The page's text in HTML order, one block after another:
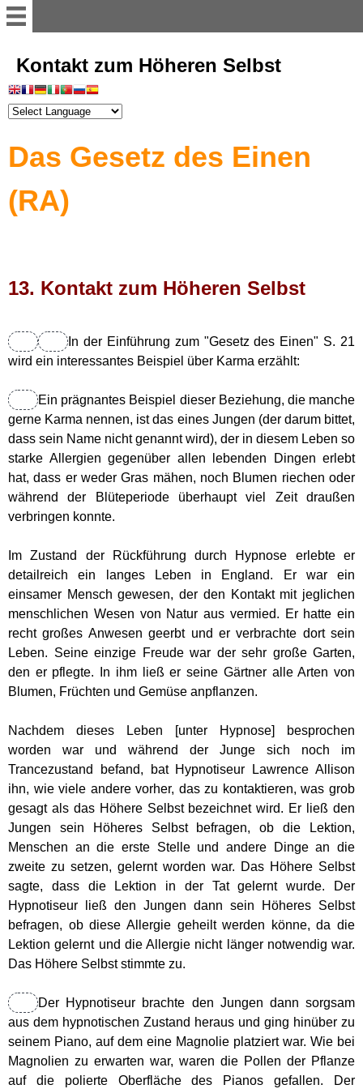
Willkommen
Register
Vorwort
Einführung
Dimensionen
Astralwesen
Geistwesen
Lichtwesen
Transformation
Meditationen
Energiezentren Übersicht
Tägliche Übungen
Körper
Jesus
Vorbilder
Essener Schriftrollen
Das Gesetz des Einen (RA)
Weisheiten
Kontakt zum Höheren Selbst
Das Gesetz des Einen
(RA)
13. Kontakt zum Höheren Selbst
In der Einführung zum "Gesetz des Einen" S. 21
wird ein interessantes Beispiel über Karma erzählt:
Ein prägnantes Beispiel dieser Beziehung, die manche
gerne Karma nennen, ist das eines Jungen (der darum bittet,
dass sein Name nicht genannt wird), der in diesem Leben so
starke Allergien gegenüber allen lebenden Dingen erlebt
hat, dass er weder Gras mähen, noch Blumen riechen oder
während der Blüteperiode überhaupt viel Zeit draußen
verbringen konnte.
Im Zustand der Rückführung durch Hypnose erlebte er
detailreich ein langes Leben in England. Er war ein
einsamer Mensch gewesen, der den Kontakt mit jeglichen
menschlichen Wesen von Natur aus vermied. Er hatte ein
recht großes Anwesen geerbt und er verbrachte dort sein
Leben. Seine einzige Freude war der sehr große Garten,
den er pflegte. In ihm ließ er seine Gärtner alle Arten von
Blumen, Früchten und Gemüse anpflanzen.
Nachdem dieses Leben [unter Hypnose] besprochen
worden war und während der Junge sich noch im
Trancezustand befand, bat Hypnotiseur Lawrence Allison
ihn, wie viele andere vorher, das zu kontaktieren, was grob
gesagt als das Höhere Selbst bezeichnet wird. Er ließ den
Jungen sein Höheres Selbst befragen, ob die Lektion,
Menschen an die erste Stelle und andere Dinge an die
zweite zu setzen, gelernt worden war. Das Höhere Selbst
sagte, dass die Lektion in der Tat gelernt wurde. Der
Hypnotiseur ließ den Jungen dann sein Höheres Selbst
befragen, ob diese Allergie geheilt werden könne, da die
Lektion gelernt und die Allergie nicht länger notwendig war.
Das Höhere Selbst stimmte zu.
Der Hypnotiseur brachte den Jungen dann sorgsam
aus dem hypnotischen Zustand heraus und ging hinüber zu
seinem Piano, auf dem eine Magnolie platziert war. Wie bei
Magnolien zu erwarten war, waren die Pollen der Pflanze
auf die polierte Oberfläche des Pianos gefallen. Der